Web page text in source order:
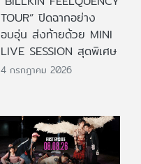
TOUR” ปิดฉากอย่าง
อบอุ่น ส่งท้ายด้วย MINI
LIVE SESSION สุดพิเศษ
4 กรกฎาคม 2026